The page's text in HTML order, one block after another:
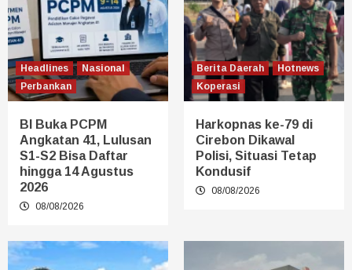
Headlines
Nasional
Perbankan
BI Buka PCPM
Angkatan 41, Lulusan
S1-S2 Bisa Daftar
hingga 14 Agustus
2026
08/08/2026
Berita Daerah
Hotnews
Koperasi
Harkopnas ke-79 di
Cirebon Dikawal
Polisi, Situasi Tetap
Kondusif
08/08/2026